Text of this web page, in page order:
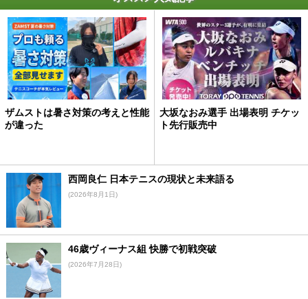
ザムストは暑さ対策の考えと性能
が違った
大坂なおみ選手 出場表明 チケッ
ト先行販売中
西岡良仁 日本テニスの現状と未来語る
(2026年8月1日)
46歳ヴィーナス組 快勝で初戦突破
(2026年7月28日)